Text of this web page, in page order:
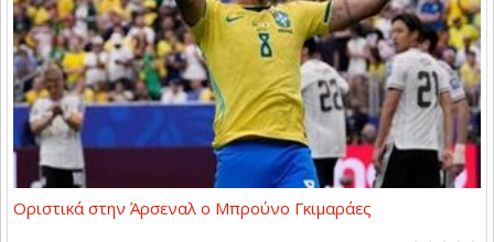
Οριστικά στην Άρσεναλ ο Μπρούνο Γκιμαράες